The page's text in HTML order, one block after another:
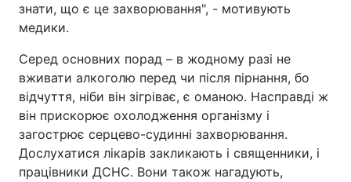
знати, що є це захворювання", - мотивують
медики.
Серед основних порад – в жодному разі не
вживати алкоголю перед чи після пірнання, бо
відчуття, ніби він зігріває, є оманою. Насправді ж
він прискорює охолодження організму і
загострює серцево-судинні захворювання.
Дослухатися лікарів закликають і священники, і
працівники ДСНС. Вони також нагадують,